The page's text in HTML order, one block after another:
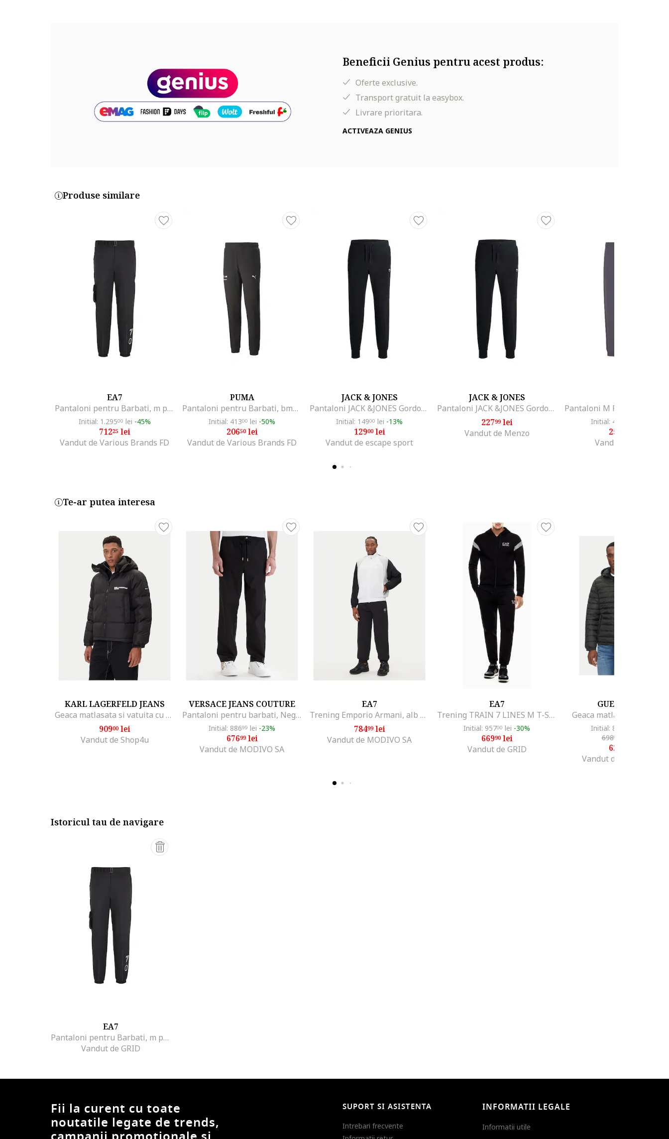
Beneficii Genius pentru acest produs:
Oferte exclusive.
Transport gratuit la easybox.
Livrare prioritara.
ACTIVEAZA GENIUS
Produse similare
EA7
Pantaloni pentru Barbati, m pants pa, 6RPP61-PN4UZ-1200, Negru, Negru
Initial: 1.29500 lei -45%
71225lei
Vandut de Various Brands FD
PUMA
Pantaloni pentru Barbati, bmw mms sweat pants, 538132-01, XS INTL, Negru
Initial: 41300 lei -50%
20650lei
Vandut de Various Brands FD
JACK & JONES
Pantaloni JACK &JONES Gordon Archive PLS 54478, Negru
Initial: 14900 lei -13%
12900lei
Vandut de escape sport
JACK & JONES
Pantaloni JACK &JONES Gordon Archive PLS 54478, Negru
22799lei
Vandut de Menzo
Initial: 420
256
Vandut de GRID
Te-ar putea interesa
KARL LAGERFELD JEANS
Geaca matlasata si vatuita cu gluga, Negru
90900lei
Vandut de Shop4u
VERSACE JEANS COUTURE
Pantaloni pentru barbati, Negru
Initial: 88699 lei -23%
67699lei
Vandut de MODIVO SA
EA7
Trening Emporio Armani, alb negru
78499lei
Vandut de MODIVO SA
EA7
Trening TRAIN 7 LINES M T-SUIT HOODIE FZ CH BR-7M000967-AF10377-UC001
Initial: 95700 lei -30%
66990lei
Vandut de GRID
GUESS JEANS
Geaca matlasata cu
Initial: 801
69899
628
Vandut de MODIVO SA
Istoricul tau de navigare
EA7
Pantaloni pentru Barbati, m pants pa, 6RPP61-PN4UZ-1200, Negru, Negru
Vandut de GRID
Fii la curent cu toate
noutatile legate de trends,
SUPORT SI ASISTENTA
Intrebari frecvente
INFORMATII LEGALE
Informatii utile